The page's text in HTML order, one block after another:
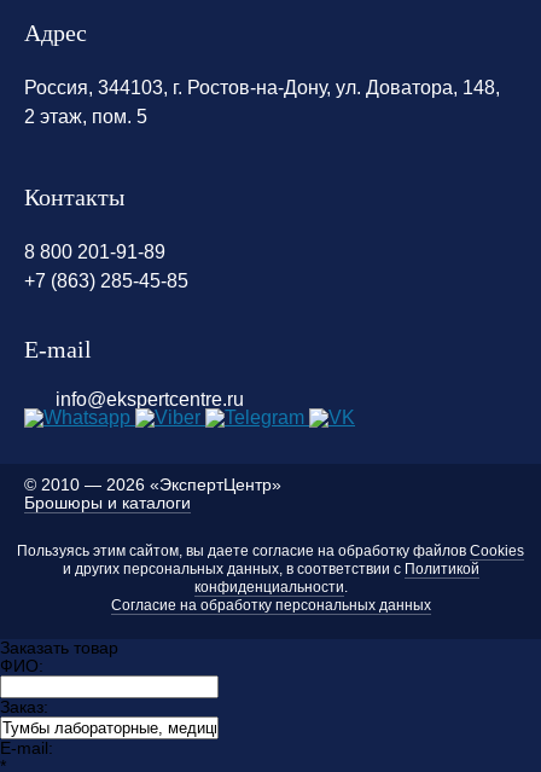
Адрес
Россия, 344103, г. Ростов-на-Дону, ул. Доватора, 148,
2 этаж, пом. 5
Контакты
8 800 201-91-89
+7 (863) 285-45-85
E-mail
info@ekspertcentre.ru
© 2010 — 2026 «ЭкспертЦентр»
Брошюры и каталоги
Пользуясь этим сайтом, вы даете согласие на обработку файлов Cookies
и других персональных данных, в соответствии с Политикой
конфиденциальности.
Согласие на обработку персональных данных
Заказать товар
ФИО:
Заказ:
E-mail:
*